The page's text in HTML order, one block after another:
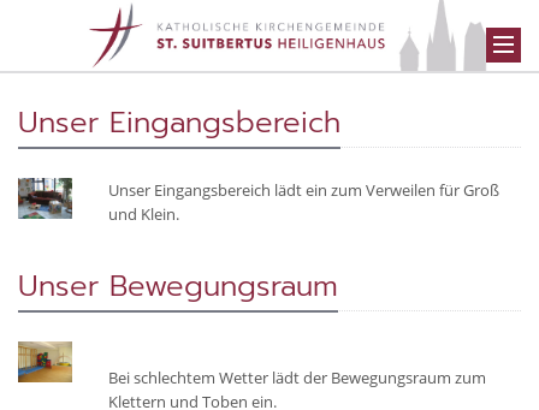
Unser Eingangsbereich
Unser Eingangsbereich lädt ein zum Verweilen für Groß
und Klein.
Unser Bewegungsraum
Bei schlechtem Wetter lädt der Bewegungsraum zum
Klettern und Toben ein.